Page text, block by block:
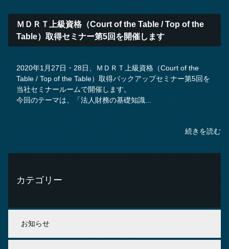
ＭＤＲＴ上級資格（Court of the Table / Top of the
Table）取得セミナー第5回を開催します
2020年1月27日・28日、ＭＤＲＴ上級資格（Court of the
Table / Top of the Table）取得バックアップセミナー第5回を
当社セミナールームで開催します。
今回のテーマは、「法人財務の基礎知識...
続きを読む
カテゴリー
お知らせ